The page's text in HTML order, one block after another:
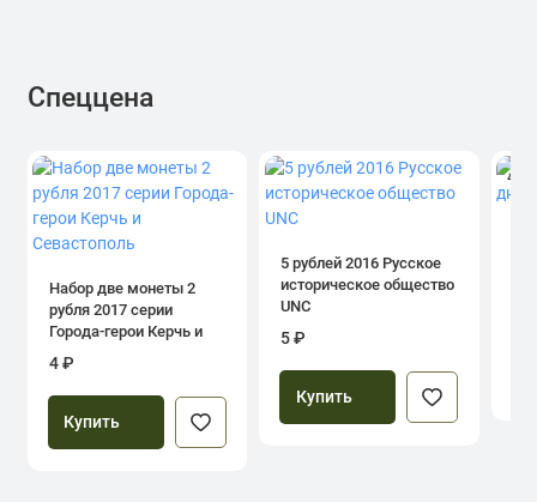
Спеццена
Набор две монеты 2
рубля 2017 серии
Города-герои Керчь и
Севастополь
4 ₽
Купить
5 рублей 2016 Русское
историческое общество
UNC
5 ₽
Купить
4.0